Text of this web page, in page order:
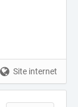
Site internet